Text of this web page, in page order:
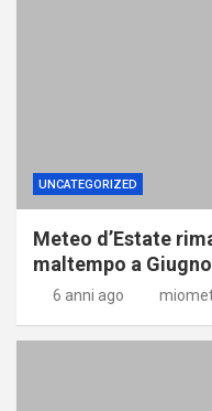
UNCATEGORIZED
Meteo d’Estate
maltempo a Giugno
6 anni ago